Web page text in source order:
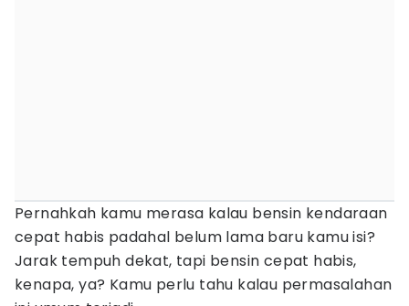
Pernahkah kamu merasa kalau bensin kendaraan
cepat habis padahal belum lama baru kamu isi?
Jarak tempuh dekat, tapi bensin cepat habis,
kenapa, ya? Kamu perlu tahu kalau permasalahan